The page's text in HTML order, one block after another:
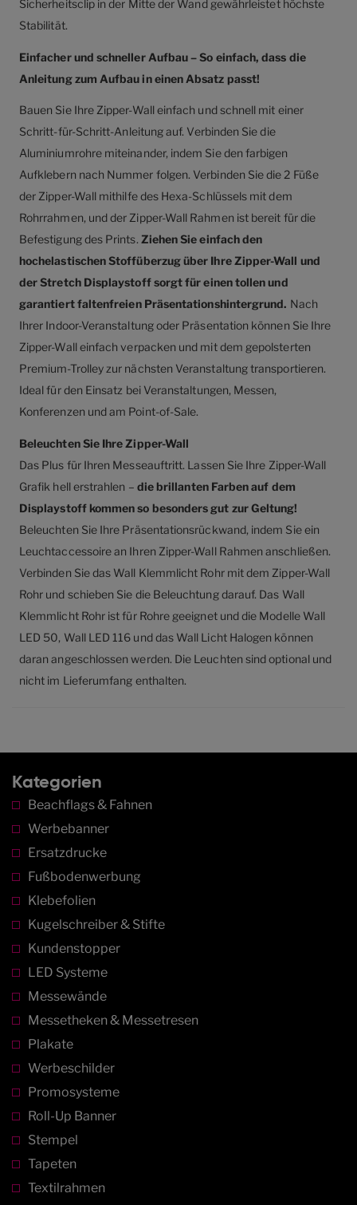
Sicherheitsclip in der Mitte der Wand gewährleistet höchste
Stabilität.
Einfacher und schneller Aufbau – So einfach, dass die
Anleitung zum Aufbau in einen Absatz passt!
Bauen Sie Ihre Zipper-Wall einfach und schnell mit einer
Schritt-für-Schritt-Anleitung auf. Verbinden Sie die
Aluminiumrohre miteinander, indem Sie den farbigen
Aufklebern nach Nummer folgen. Verbinden Sie die 2 Füße
der Zipper-Wall mithilfe des Hexa-Schlüssels mit dem
Rohrrahmen, und der Zipper-Wall Rahmen ist bereit für die
Befestigung des Prints. Ziehen Sie einfach den
hochelastischen Stoffüberzug über Ihre Zipper-Wall und
der Stretch Displaystoff sorgt für einen tollen und
garantiert faltenfreien Präsentationshintergrund. Nach
Ihrer Indoor-Veranstaltung oder Präsentation können Sie Ihre
Zipper-Wall einfach verpacken und mit dem gepolsterten
Premium-Trolley zur nächsten Veranstaltung transportieren.
Ideal für den Einsatz bei Veranstaltungen, Messen,
Konferenzen und am Point-of-Sale.
Beleuchten Sie Ihre Zipper-Wall
Das Plus für Ihren Messeauftritt. Lassen Sie Ihre Zipper-Wall
Grafik hell erstrahlen – die brillanten Farben auf dem
Displaystoff kommen so besonders gut zur Geltung!
Beleuchten Sie Ihre Präsentationsrückwand, indem Sie ein
Leuchtaccessoire an Ihren Zipper-Wall Rahmen anschließen.
Verbinden Sie das Wall Klemmlicht Rohr mit dem Zipper-Wall
Rohr und schieben Sie die Beleuchtung darauf. Das Wall
Klemmlicht Rohr ist für Rohre geeignet und die Modelle Wall
LED 50, Wall LED 116 und das Wall Licht Halogen können
daran angeschlossen werden. Die Leuchten sind optional und
nicht im Lieferumfang enthalten.
Kategorien
Beachflags & Fahnen
Werbebanner
Ersatzdrucke
Fußbodenwerbung
Klebefolien
Kugelschreiber & Stifte
Kundenstopper
LED Systeme
Messewände
Messetheken & Messetresen
Plakate
Werbeschilder
Promosysteme
Roll-Up Banner
Stempel
Tapeten
Textilrahmen